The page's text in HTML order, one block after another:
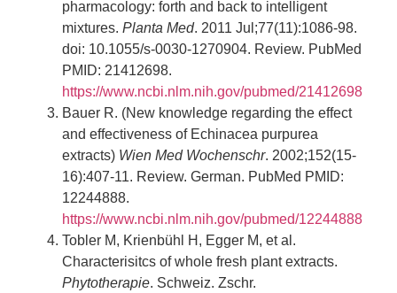
pharmacology: forth and back to intelligent
mixtures. Planta Med. 2011 Jul;77(11):1086-98.
doi: 10.1055/s-0030-1270904. Review. PubMed
PMID: 21412698.
https://www.ncbi.nlm.nih.gov/pubmed/21412698
Bauer R. (New knowledge regarding the effect
and effectiveness of Echinacea purpurea
extracts) Wien Med Wochenschr. 2002;152(15-
16):407-11. Review. German. PubMed PMID:
12244888.
https://www.ncbi.nlm.nih.gov/pubmed/12244888
Tobler M, Krienbühl H, Egger M, et al.
Characterisitcs of whole fresh plant extracts.
Phytotherapie. Schweiz. Zschr.